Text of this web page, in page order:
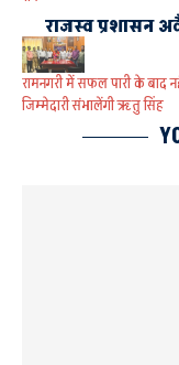
रामनगरी में सफल पारी के बाद
जिम्मेदारी संभालेंगी ऋतु सिंह
राजस्व प्रशासन